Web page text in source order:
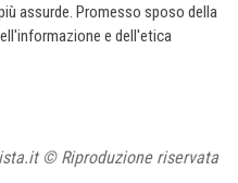
assurde. Promesso sposo della
e dell'etica
© Riproduzione riservata